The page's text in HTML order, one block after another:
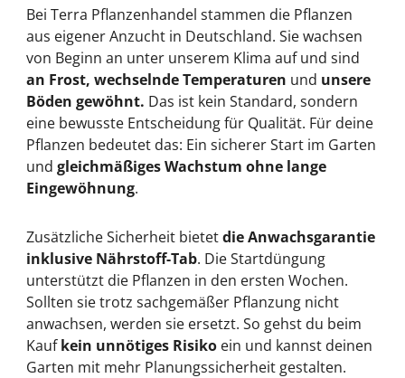
Bei Terra Pflanzenhandel stammen die Pflanzen
aus eigener Anzucht in Deutschland. Sie wachsen
von Beginn an unter unserem Klima auf und sind
an Frost, wechselnde Temperaturen und unsere
Böden gewöhnt. Das ist kein Standard, sondern
eine bewusste Entscheidung für Qualität. Für deine
Pflanzen bedeutet das: Ein sicherer Start im Garten
und gleichmäßiges Wachstum ohne lange
Eingewöhnung.
Zusätzliche Sicherheit bietetdie Anwachsgarantie
inklusive Nährstoff-Tab. Die Startdüngung
unterstützt die Pflanzen in den ersten Wochen.
Sollten sie trotz sachgemäßer Pflanzung nicht
anwachsen, werden sie ersetzt. So gehst du beim
Kaufkein unnötiges Risiko ein und kannst deinen
Garten mit mehr Planungssicherheit gestalten.